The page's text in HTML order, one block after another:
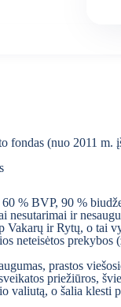
fondas (nuo 2011
% BVP, 90 %
nesutarimai ir
Vakarų ir Rytų, o tai
neteisėtos
prastos
priežiūros,
valiutą, o šalia klesti